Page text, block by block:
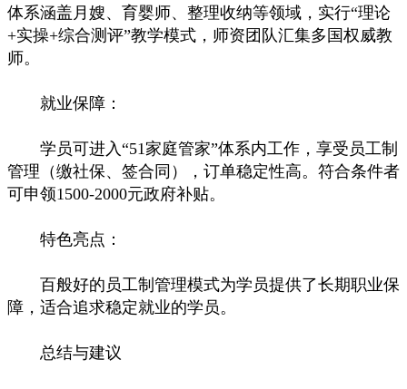
体系涵盖月嫂、育婴师、整理收纳等领域，实行“理论
+实操+综合测评”教学模式，师资团队汇集多国权威教
师。
就业保障：
学员可进入“51家庭管家”体系内工作，享受员工制
管理（缴社保、签合同），订单稳定性高。符合条件者
可申领1500-2000元政府补贴。
特色亮点：
百般好的员工制管理模式为学员提供了长期职业保
障，适合追求稳定就业的学员。
总结与建议